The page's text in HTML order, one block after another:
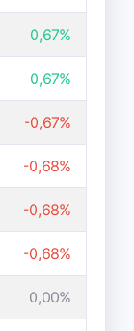
0,67%
0,67%
-0,67%
-0,68%
-0,68%
-0,68%
0,00%